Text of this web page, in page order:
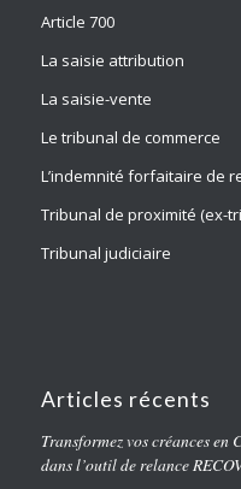
Article 700
La saisie attribution
La saisie-vente
Le tribunal de commerce
L’indemnité forfaitaire de
Tribunal de proximité (ex-
Tribunal judiciaire
Articles récents
Transformez vos créances
dans l’outil de relance